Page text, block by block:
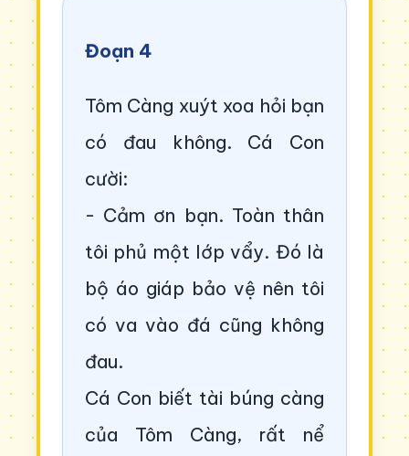
Đoạn 4
Tôm Càng xuýt xoa hỏi bạn
có đau không. Cá Con
cười:
- Cảm ơn bạn. Toàn thân
tôi phủ một lớp vẩy. Đó là
bộ áo giáp bảo vệ nên tôi
có va vào đá cũng không
đau.
Cá Con biết tài búng càng
của Tôm Càng, rất nể